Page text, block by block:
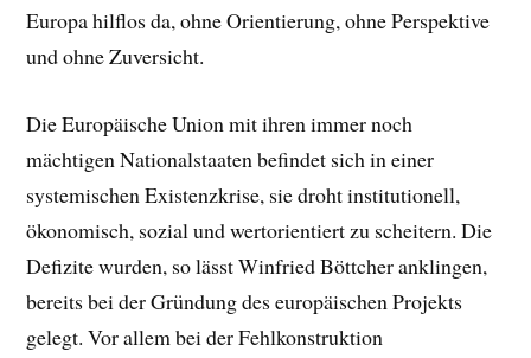
Europa hilflos da, ohne Orientierung, ohne Perspektive
und ohne Zuversicht.
Die Europäische Union mit ihren immer noch
mächtigen Nationalstaaten befindet sich in einer
systemischen Existenzkrise, sie droht institutionell,
ökonomisch, sozial und wertorientiert zu scheitern. Die
Defizite wurden, so lässt Winfried Böttcher anklingen,
bereits bei der Gründung des europäischen Projekts
gelegt. Vor allem bei der Fehlkonstruktion